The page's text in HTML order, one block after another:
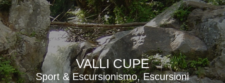
VALLI CUPE
Sport & Escursionismo, Escursioni